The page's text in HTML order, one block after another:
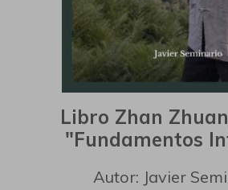
Libro Zhan
"Fundamentos
Autor: Javier